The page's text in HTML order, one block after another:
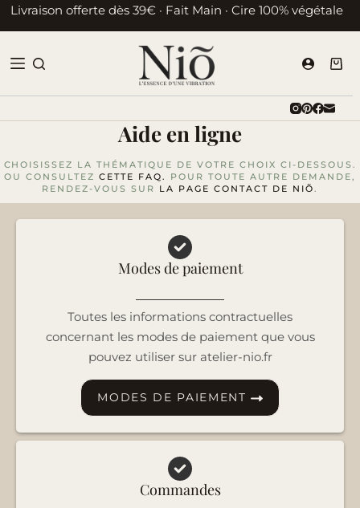
Passer
au
Livraison offerte dès 39€ · Fait Main · Cire 100% végétale
Aide en ligne
CHOISISSEZ LA THÉMATIQUE DE VOTRE CHOIX CI-DESSOUS.
OU CONSULTEZCETTE FAQ.
POUR TOUTE AUTRE DEMANDE,
RENDEZ-VOUS SUR LA PAGE CONTACT DE NIÕ.
Modes de paiement
Toutes les informations contractuelles
concernant les modes de paiement que vous
pouvez utiliser sur atelier-nio.fr
MODES DE PAIEMENT
Commandes